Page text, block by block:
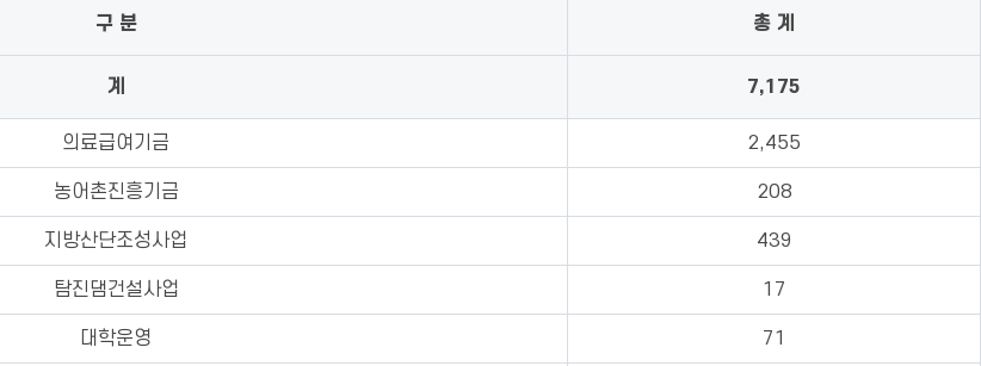
구 분 총 계
계 7,175
의료급여기금 2,455
농어촌진흥기금 208
지방산단조성사업 439
탐진댐건설사업 17
대학운영 71